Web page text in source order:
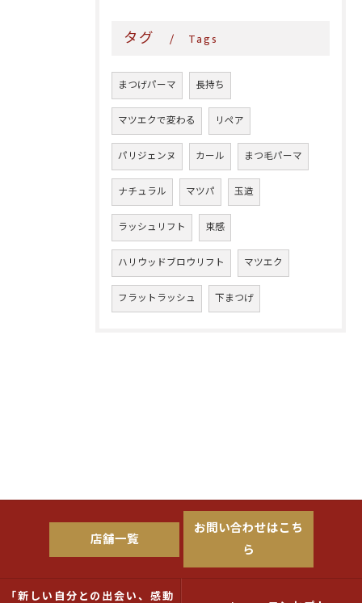
タグ Tags
まつげパーマ 長持ち
マツエクで変わる リペア
パリジェンヌ カール まつ毛パーマ
ナチュラル マツパ 玉造
ラッシュリフト 束感
ハリウッドブロウリフト マツエク
フラットラッシュ 下まつげ
店舗一覧
お問い合わせはこち
ら
「新しい自分との出会い、感動